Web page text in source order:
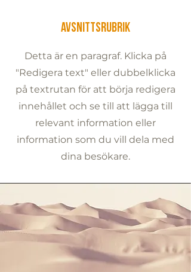
Avsnittsrubrik
Detta är en paragraf. Klicka på
"Redigera text" eller dubbelklicka
på textrutan för att börja redigera
innehållet och se till att lägga till
relevant information eller
information som du vill dela med
dina besökare.